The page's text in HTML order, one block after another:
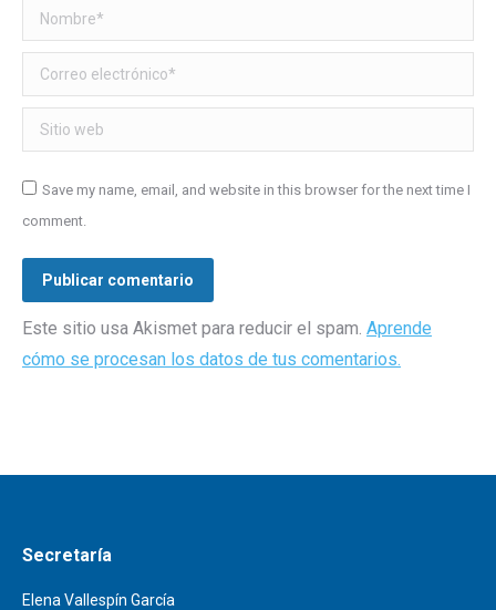
Nombre *
Correo electrónico *
Sitio web
Save my name, email, and website in this browser for the next time I
comment.
Publicar comentario
Este sitio usa Akismet para reducir el spam. Aprende
cómo se procesan los datos de tus comentarios.
Secretaría
Elena Vallespín García